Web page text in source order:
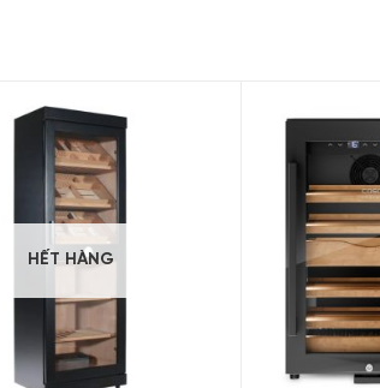
kỹ thuật Caso Humidor
CASO
CASO685
HẾT HÀNG